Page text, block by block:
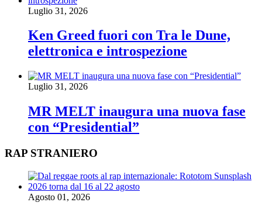
Luglio 31, 2026
Ken Greed fuori con Tra le Dune,
elettronica e introspezione
Luglio 31, 2026
MR MELT inaugura una nuova fase
con “Presidential”
RAP STRANIERO
Agosto 01, 2026